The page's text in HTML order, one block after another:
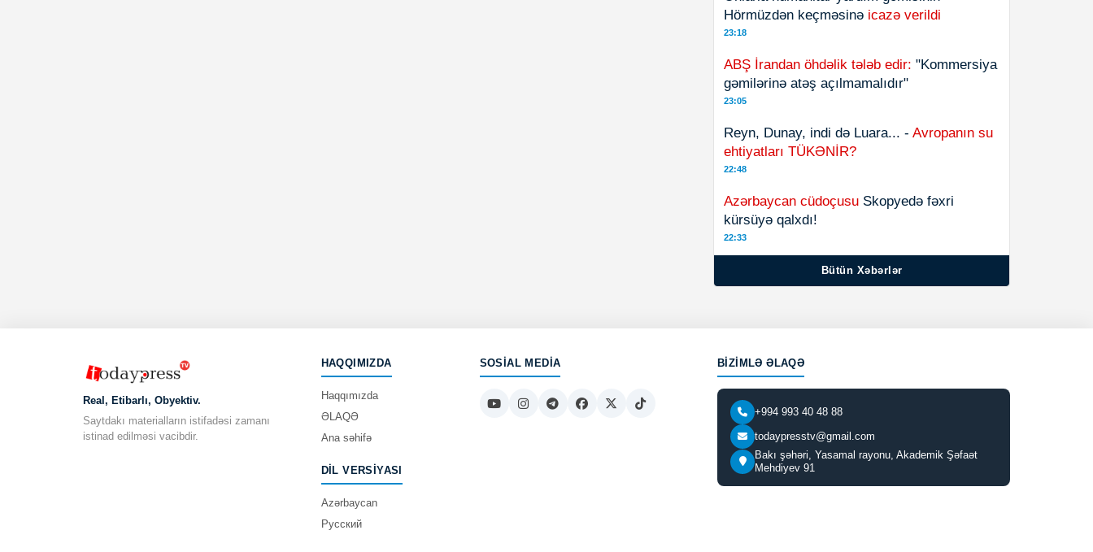
Hörmüzdən keçməsinə icazə verildi
23:18
ABŞ İrandan öhdəlik tələb edir: "Kommersiya
gəmilərinə atəş açılmamalıdır"
23:05
Reyn, Dunay, indi də Luara... - Avropanın su
ehtiyatları TÜKƏNİR?
22:48
Azərbaycan cüdoçusu Skopyedə fəxri
kürsüyə qalxdı!
22:33
Bütün Xəbərlər
Real, Etibarlı, Obyektiv.
Saytdakı materialların istifadəsi zamanı
istinad edilməsi vacibdir.
HAQQIMIZDA
Haqqımızda
ƏLAQƏ
Ana səhifə
DIL VERSIYASI
Azərbaycan
Русский
SOSIAL MEDIA BIZIMLƏ ƏLAQƏ
+994 993 40 48 88
todaypresstv@gmail.com
Bakı şəhəri, Yasamal rayonu, Akademik Şəfaət
Mehdiyev 91